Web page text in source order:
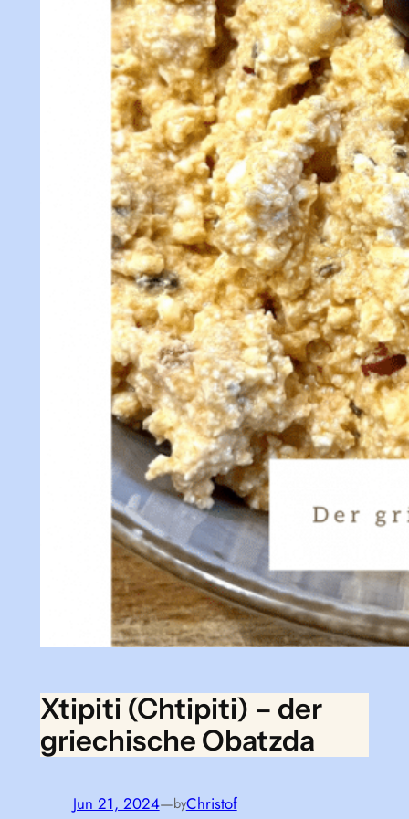
Xtipiti (Chtipiti) – der
griechische Obatzda
Jun 21, 2024—byChristof